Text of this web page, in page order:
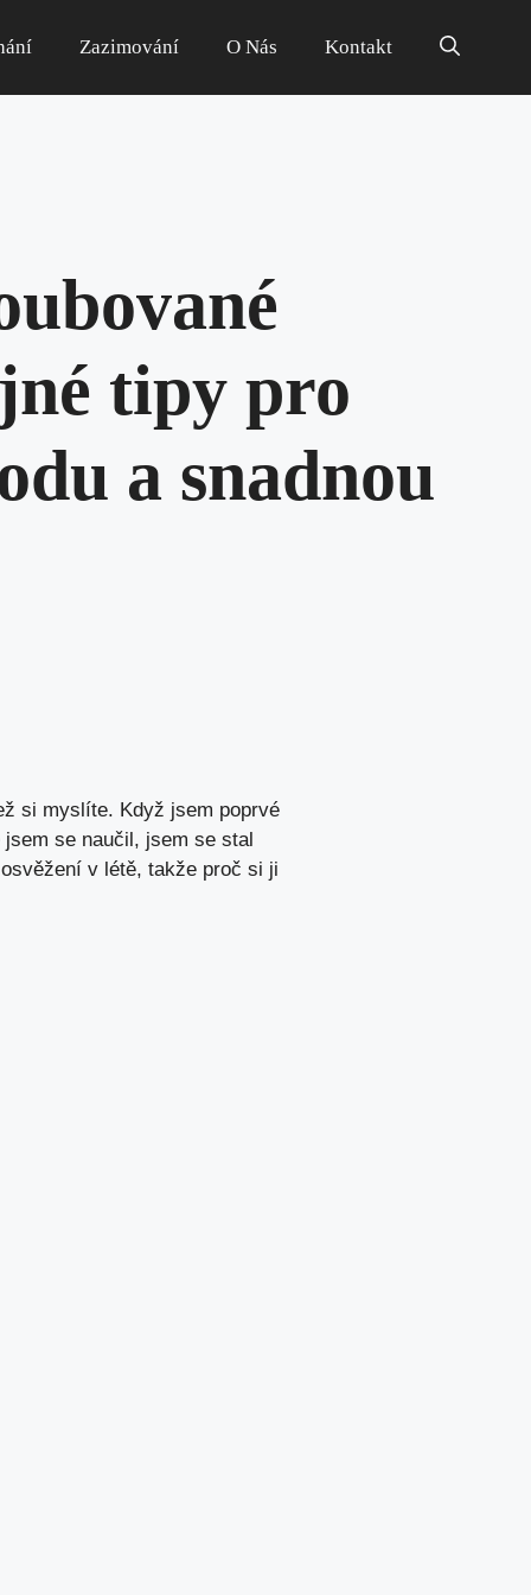
Zazimování O Nás Kontakt
tipy pro
a snadnou
si myslíte. Když jsem poprvé
se naučil, jsem se stal
v létě, takže proč si ji